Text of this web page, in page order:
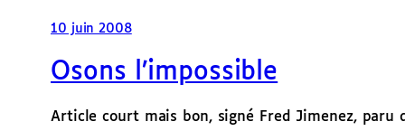
10 juin 2008
Osons l’impossible
Article court mais bon, signé Fred Jimenez, paru